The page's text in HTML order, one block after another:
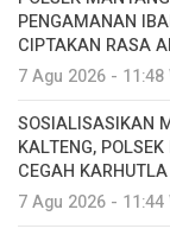
PENGAMANAN
CIPTAKAN RASA
7 Agu 2026 - 11:48
SOSIALISASIKAN
KALTENG,
CEGAH KARHUTLA
7 Agu 2026 - 11:44